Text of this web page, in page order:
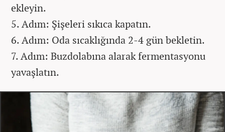
ekleyin.
5. Adım: Şişeleri sıkıca kapatın.
6. Adım: Oda sıcaklığında 2-4 gün bekletin.
7. Adım: Buzdolabına alarak fermentasyonu
yavaşlatın.